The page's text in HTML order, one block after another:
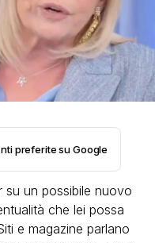
preferite su Google
su un possibile nuovo
che lei possa
e magazine parlano